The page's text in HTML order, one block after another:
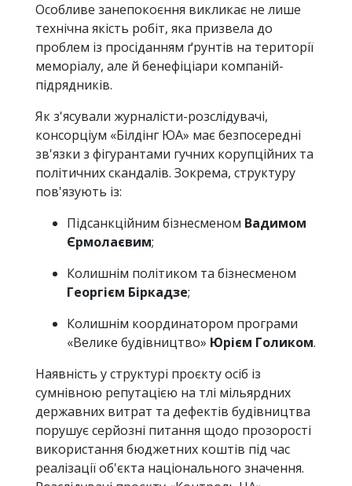
Особливе занепокоєння викликає не лише
технічна якість робіт, яка призвела до
проблем із просіданням ґрунтів на території
меморіалу, але й бенефіціари компаній-
підрядників.
Як з'ясували журналісти-розслідувачі,
консорціум «Білдінг ЮА» має безпосередні
зв'язки з фігурантами гучних корупційних та
політичних скандалів. Зокрема, структуру
пов'язують із:
Підсанкційним бізнесменом Вадимом
Єрмолаєвим;
Колишнім політиком та бізнесменом
Георгієм Біркадзе;
Колишнім координатором програми
«Велике будівництво» Юрієм Голиком.
Наявність у структурі проєкту осіб із
сумнівною репутацією на тлі мільярдних
державних витрат та дефектів будівництва
порушує серйозні питання щодо прозорості
використання бюджетних коштів під час
реалізації об'єкта національного значення.